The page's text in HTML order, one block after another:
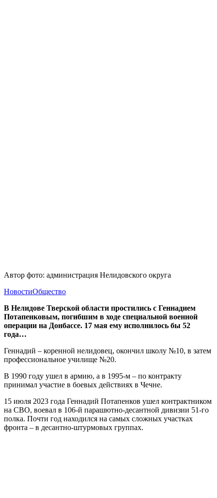
Автор фото: администрация Нелидовского округа
НовостиОбщество
В Нелидове Тверской области простились с Геннадием
Потапенковым, погибшим в ходе специальной военной
операции на Донбассе. 17 мая ему исполнилось бы 52
года…
Геннадий – коренной нелидовец, окончил школу №10, в затем
профессиональное училище №20.
В 1990 году ушел в армию, а в 1995-м – по контракту
принимал участие в боевых действиях в Чечне.
15 июля 2023 года Геннадий Потапенков ушел контрактником
на СВО, воевал в 106-й парашютно-десантной дивизии 51-го
полка. Почти год находился на самых сложных участках
фронта – в десантно-штурмовых группах.